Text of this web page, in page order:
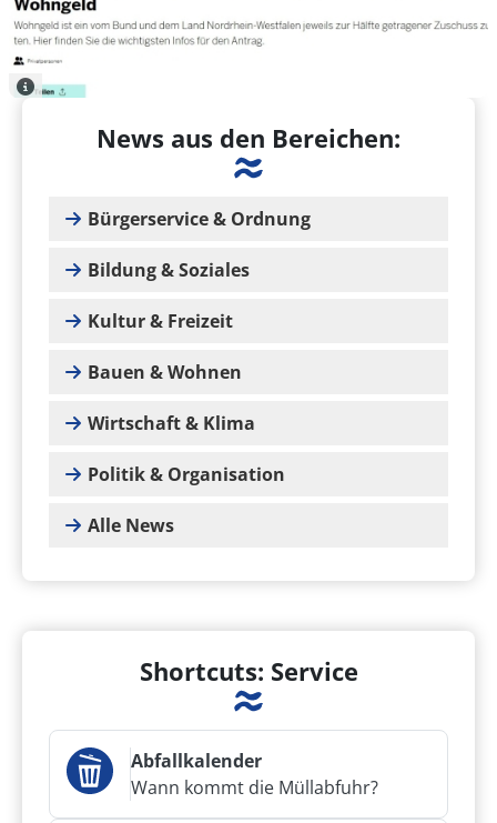
News aus den Bereichen:
Bürgerservice & Ordnung
Bildung & Soziales
Kultur & Freizeit
Bauen & Wohnen
Wirtschaft & Klima
Politik & Organisation
Alle News
Shortcuts: Service
Abfallkalender
Wann kommt die Müllabfuhr?